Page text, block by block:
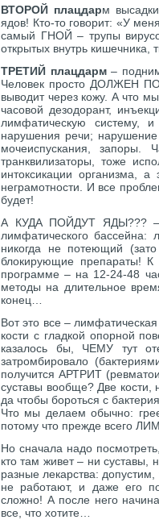
ВТОРОЙ плацдарм
ядов! Кто-то говорит: «У
самый ГНОЙ – трупы
открытых внутрь кишечника,
ТРЕТИЙ плацдарм–
Человек просто ДОЛЖЕН
выводит через кожу. А что
часовой дезодорант,
лимфатическую систему,
нарушения речи;
мочеиспускания, запоры.
транквилизаторы, тоже
интоксикации организма,
неграмотности. И все
будет!
А КУДА ПОЙДУТ ЯДЫ??? –
лимфатического
никогда не потеющий
блокирующие препараты! К
программе – на 12-24-48
методы на длительное
конец…
Вот это все –
кости с гладкой опорной
казалось бы, ЧЕМУ тут
затромбировало
получится АРТРИТ
суставы вообще? Две
да чтобы бороться с
Что мы делаем обычно:
потому что прежде всего
Но сначала надо
кто там живет – ни суставы,
разные лекарства:
не работают, и даже его
сложно! А после него
все, что хотите…